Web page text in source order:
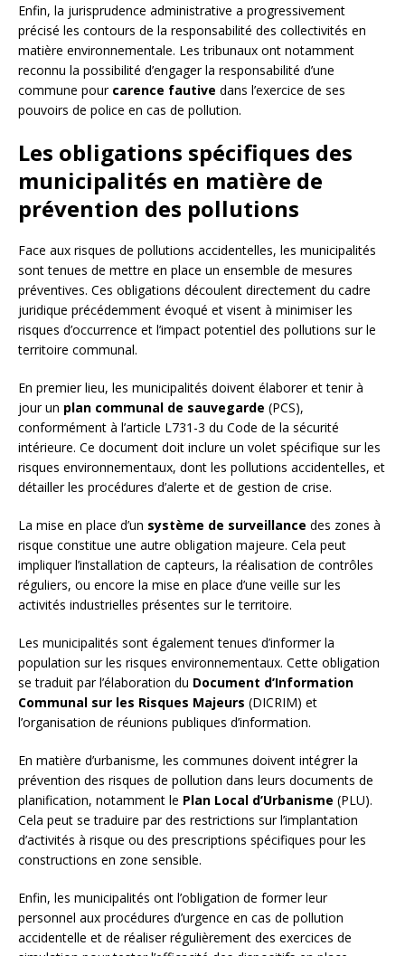
Enfin, la jurisprudence administrative a progressivement
précisé les contours de la responsabilité des collectivités en
matière environnementale. Les tribunaux ont notamment
reconnu la possibilité d’engager la responsabilité d’une
commune pour carence fautive dans l’exercice de ses
pouvoirs de police en cas de pollution.
Les obligations spécifiques des
municipalités en matière de
prévention des pollutions
Face aux risques de pollutions accidentelles, les municipalités
sont tenues de mettre en place un ensemble de mesures
préventives. Ces obligations découlent directement du cadre
juridique précédemment évoqué et visent à minimiser les
risques d’occurrence et l’impact potentiel des pollutions sur le
territoire communal.
En premier lieu, les municipalités doivent élaborer et tenir à
jour un plan communal de sauvegarde (PCS),
conformément à l’article L731-3 du Code de la sécurité
intérieure. Ce document doit inclure un volet spécifique sur les
risques environnementaux, dont les pollutions accidentelles, et
détailler les procédures d’alerte et de gestion de crise.
La mise en place d’un système de surveillance des zones à
risque constitue une autre obligation majeure. Cela peut
impliquer l’installation de capteurs, la réalisation de contrôles
réguliers, ou encore la mise en place d’une veille sur les
activités industrielles présentes sur le territoire.
Les municipalités sont également tenues d’informer la
population sur les risques environnementaux. Cette obligation
se traduit par l’élaboration du Document d’Information
Communal sur les Risques Majeurs (DICRIM) et
l’organisation de réunions publiques d’information.
En matière d’urbanisme, les communes doivent intégrer la
prévention des risques de pollution dans leurs documents de
planification, notamment le Plan Local d’Urbanisme (PLU).
Cela peut se traduire par des restrictions sur l’implantation
d’activités à risque ou des prescriptions spécifiques pour les
constructions en zone sensible.
Enfin, les municipalités ont l’obligation de former leur
personnel aux procédures d’urgence en cas de pollution
accidentelle et de réaliser régulièrement des exercices de